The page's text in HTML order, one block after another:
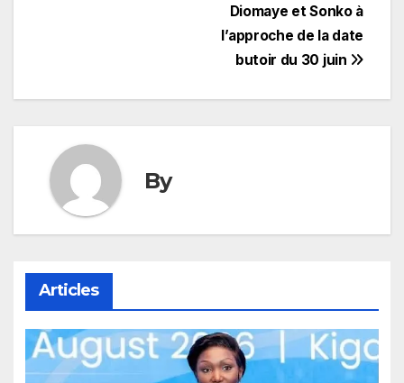
Diomaye et Sonko à
l’approche de la date
butoir du 30 juin
By
Articles